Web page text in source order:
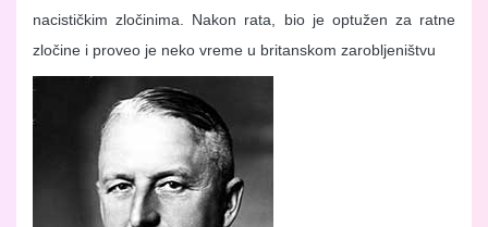
nacističkim zločinima. Nakon rata, bio je optužen za ratne
zločine i proveo je neko vreme u britanskom zarobljeništvu